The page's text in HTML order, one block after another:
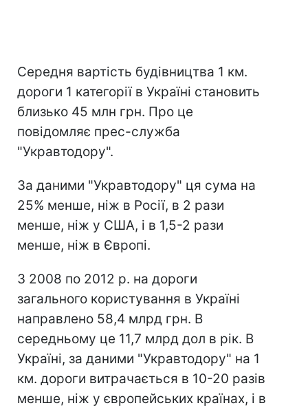
Середня вартість будівництва 1 км.
дороги 1 категорії в Україні становить
близько 45 млн грн. Про це
повідомляє прес-служба
"Укравтодору".
За даними "Укравтодору" ця сума на
25% менше, ніж в Росії, в 2 рази
менше, ніж у США, і в 1,5-2 рази
менше, ніж в Європі.
З 2008 по 2012 р. на дороги
загального користування в Україні
направлено 58,4 млрд грн. В
середньому це 11,7 млрд дол в рік. В
Україні, за даними "Укравтодору" на 1
км. дороги витрачається в 10-20 разів
менше, ніж у європейських країнах, і в